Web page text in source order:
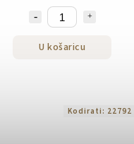
U košaricu
Kodirati: 22792